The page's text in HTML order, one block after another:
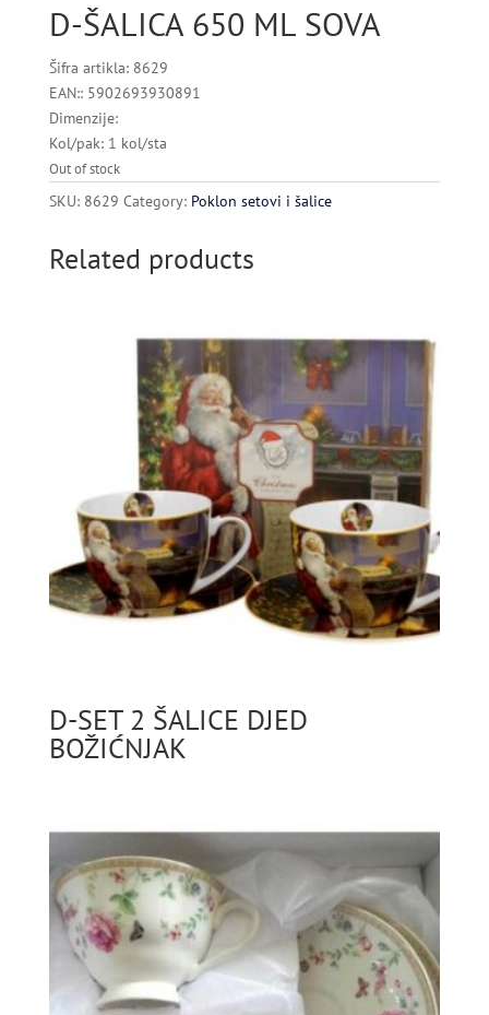
D-ŠALICA 650 ML SOVA
Šifra artikla: 8629
EAN:: 5902693930891
Dimenzije:
Kol/pak: 1 kol/sta
Out of stock
SKU: 8629 Category: Poklon setovi i šalice
Related products
D-SET 2 ŠALICE DJED
BOŽIĆNJAK